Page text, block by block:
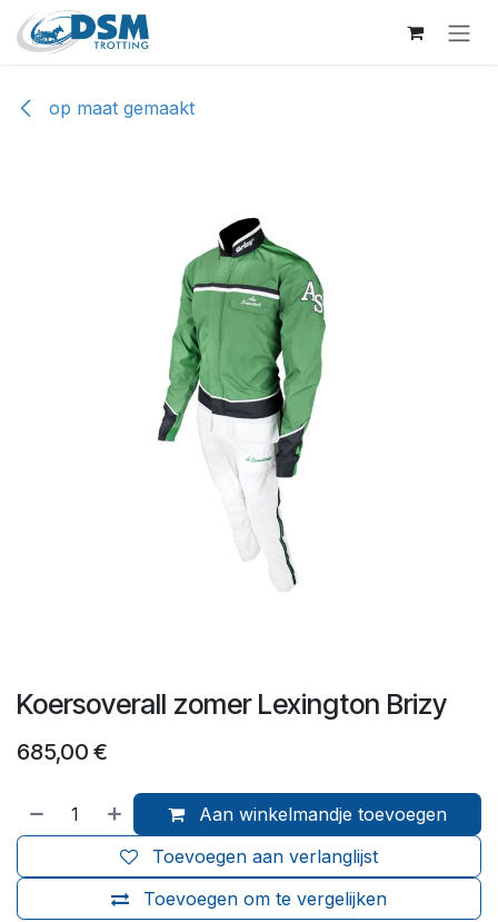
Overslaan naar inhoud
op maat gemaakt
Koersoverall zomer Lexington Brizy
685,00 €
Aan winkelmandje toevoegen
Toevoegen om te vergelijken
Toevoegen aan verlanglijst